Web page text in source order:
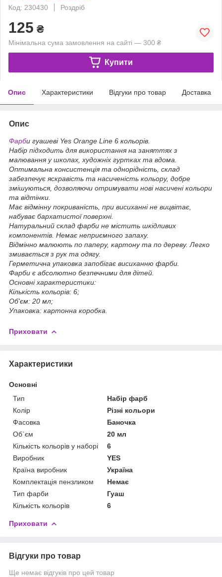
Код: 230430
Роздріб
125 ₴
Мінімальна сума замовлення на сайті — 300 ₴
Купити
Опис Характеристики Відгуки про товар Доставка
Опис
Фарби гуашеві Yes Orange Line 6 кольорів.
Набір підходить для використання на заняттях з
малювання у школах, художніх гуртках та вдома.
Оптимальна консистенція та однорідність, склад
забезпечує яскравість та насиченість кольору, добре
змішуються, дозволяючи отримувати нові насичені кольори
та відтінки.
Має відмінну покриваність, при висиханні не вицвітає,
набуває бархатистої поверхні.
Натуральний склад фарби не містить шкідливих
компонентів. Немає неприємного запаху.
Відмінно малюють по паперу, картону та по дереву. Легко
змивається з рук та одягу.
Герметична упаковка запобігає висиханню фарби.
Фарби є абсолютно безпечними для дітей.
Основні характеристики:
Кількість кольорів: 6;
Об'єм: 20 мл;
Упаковка: картонна коробка.
Приховати
Характеристики
Основні
Тип
Набір фарб
Колір
Різні кольори
Фасовка
Баночка
Об`єм
20 мл
Кількість кольорів у наборі
6
Виробник
YES
Країна виробник
Україна
Комплектація пензликом
Немає
Тип фарби
Гуаш
Кількість кольорів
6
Приховати
Відгуки про товар
Ще немає відгуків про цей товар